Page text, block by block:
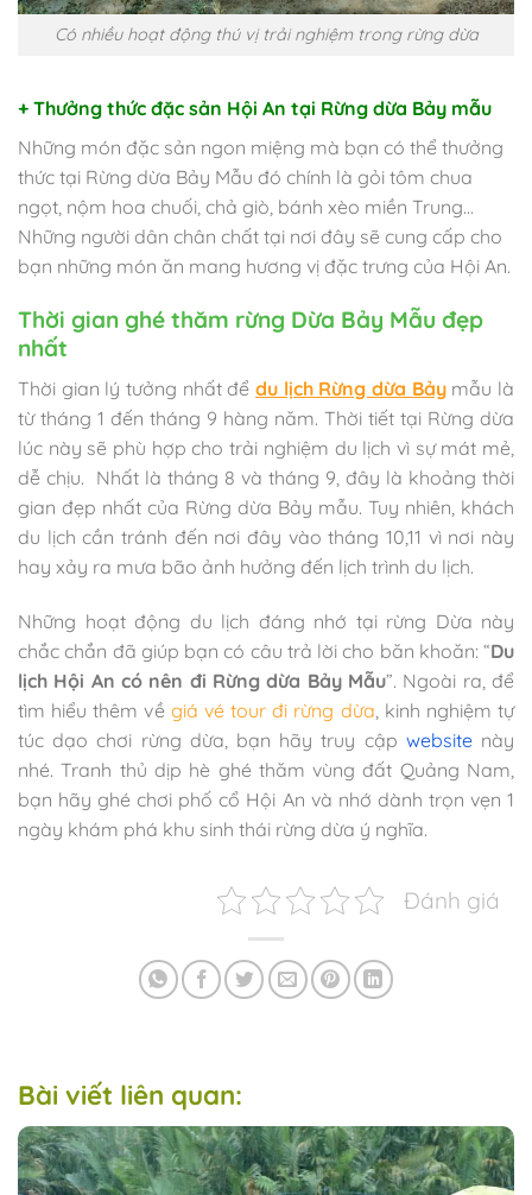
Có nhiều hoạt động thú vị trải nghiệm trong rừng dừa
+ Thưởng thức đặc sản Hội An tại Rừng dừa Bảy mẫu
Những món đặc sản ngon miệng mà bạn có thể thưởng
thức tại Rừng dừa Bảy Mẫu đó chính là gỏi tôm chua
ngọt, nộm hoa chuối, chả giò, bánh xèo miền Trung…
Những người dân chân chất tại nơi đây sẽ cung cấp cho
bạn những món ăn mang hương vị đặc trưng của Hội An.
Thời gian ghé thăm rừng Dừa Bảy Mẫu đẹp
nhất
Thời gian lý tưởng nhất để du lịch Rừng dừa Bảymẫu là
từ tháng 1 đến tháng 9 hàng năm. Thời tiết tại Rừng dừa
lúc này sẽ phù hợp cho trải nghiệm du lịch vì sự mát mẻ,
dễ chịu. Nhất là tháng 8 và tháng 9, đây là khoảng thời
gian đẹp nhất của Rừng dừa Bảy mẫu. Tuy nhiên, khách
du lịch cần tránh đến nơi đây vào tháng 10,11 vì nơi này
hay xảy ra mưa bão ảnh hưởng đến lịch trình du lịch.
Những hoạt động du lịch đáng nhớ tại rừng Dừa này
chắc chắn đã giúp bạn có câu trả lời cho băn khoăn: “Du
lịch Hội An có nên đi Rừng dừa Bảy Mẫu”. Ngoài ra, để
tìm hiểu thêm về giá vé tour đi rừng dừa , kinh nghiệm tự
túc dạo chơi rừng dừa, bạn hãy truy cập websitenày
nhé. Tranh thủ dịp hè ghé thăm vùng đất Quảng Nam,
bạn hãy ghé chơi phố cổ Hội An và nhớ dành trọn vẹn 1
ngày khám phá khu sinh thái rừng dừa ý nghĩa.
Đánh giá
Bài viết liên quan: